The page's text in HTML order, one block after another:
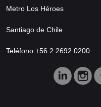
Metro Los Héroes
Santiago de Chile
Teléfono +56 2 2692 0200